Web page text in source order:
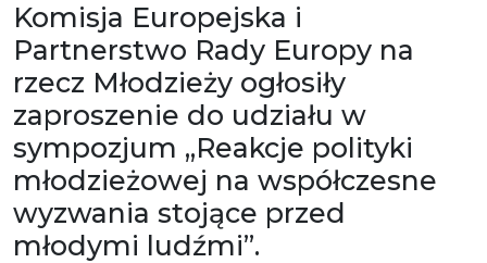
Komisja Europejska i
Partnerstwo Rady Europy na
rzecz Młodzieży ogłosiły
zaproszenie do udziału w
sympozjum „Reakcje polityki
młodzieżowej na współczesne
wyzwania stojące przed
młodymi ludźmi”.